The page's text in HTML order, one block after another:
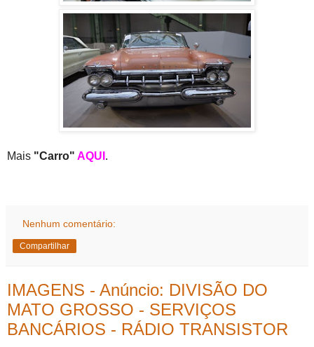
Mais "Carro" AQUI .
Nenhum comentário:
Compartilhar
IMAGENS - Anúncio: DIVISÃO DO
MATO GROSSO - SERVIÇOS
BANCÁRIOS - RÁDIO TRANSISTOR